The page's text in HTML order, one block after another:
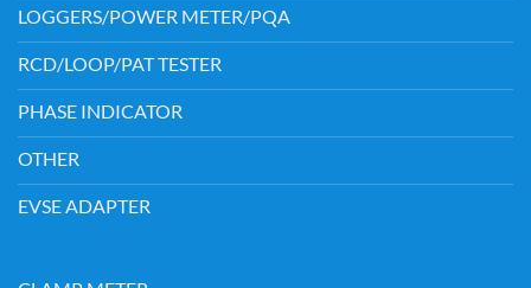
LOGGERS/POWER METER/PQA
RCD/LOOP/PAT TESTER
PHASE INDICATOR
OTHER
EVSE ADAPTER